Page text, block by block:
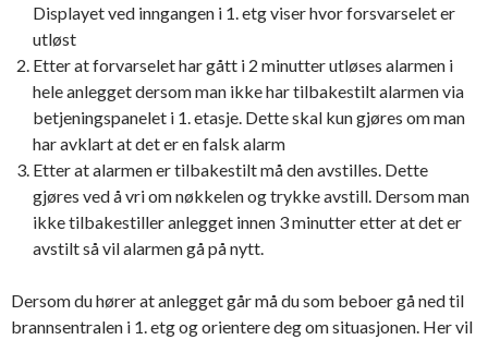
Displayet ved inngangen i 1. etg viser hvor forsvarselet er
utløst
Etter at forvarselet har gått i 2 minutter utløses alarmen i
hele anlegget dersom man ikke har tilbakestilt alarmen via
betjeningspanelet i 1. etasje. Dette skal kun gjøres om man
har avklart at det er en falsk alarm
Etter at alarmen er tilbakestilt må den avstilles. Dette
gjøres ved å vri om nøkkelen og trykke avstill. Dersom man
ikke tilbakestiller anlegget innen 3 minutter etter at det er
avstilt så vil alarmen gå på nytt.
Dersom du hører at anlegget går må du som beboer gå ned til
brannsentralen i 1. etg og orientere deg om situasjonen. Her vil